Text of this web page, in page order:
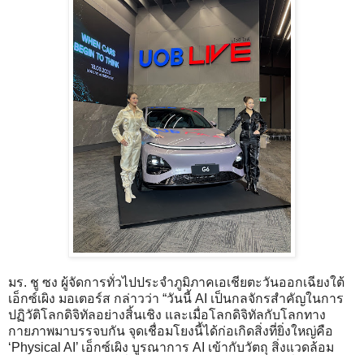
มร. ชู ซง ผู้จัดการทั่วไปประจำภูมิภาคเอเชียตะวันออกเฉียงใต้
เอ็กซ์เผิง มอเตอร์ส กล่าวว่า “วันนี้ AI เป็นกลจักรสำคัญในการ
ปฏิวัติโลกดิจิทัลอย่างสิ้นเชิง และเมื่อโลกดิจิทัลกับโลกทาง
กายภาพมาบรรจบกัน จุดเชื่อมโยงนี้ได้ก่อเกิดสิ่งที่ยิ่งใหญ่คือ
‘Physical AI’ เอ็กซ์เผิง บูรณาการ AI เข้ากับวัตถุ สิ่งแวดล้อม